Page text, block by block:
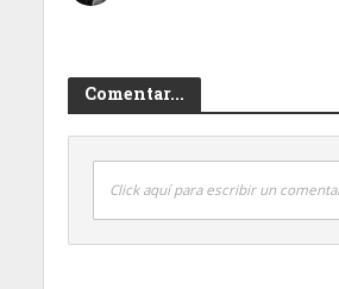
Comentar...
Click aquí para escribir un